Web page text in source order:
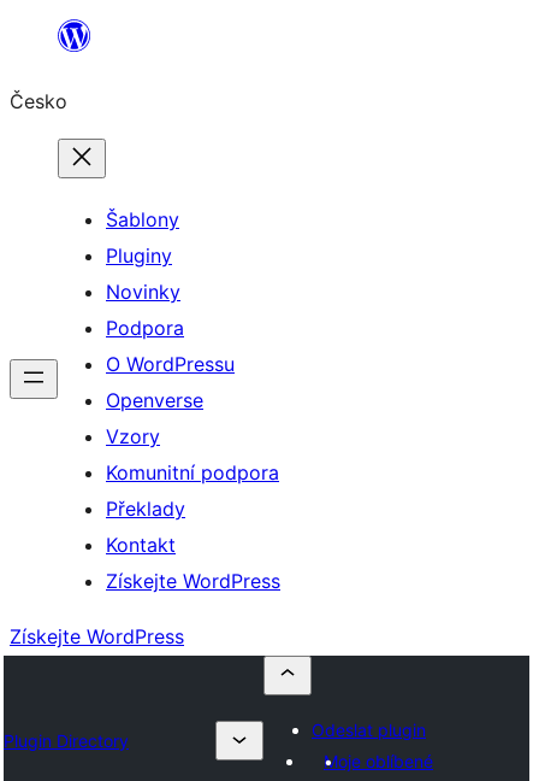
Přeskočit
obsah
Česko
Šablony
Pluginy
Novinky
Podpora
O WordPressu
Openverse
Vzory
Komunitní podpora
Překlady
Kontakt
Získejte WordPress
Získejte WordPress
Plugin Directory
Odeslat plugin
Moje oblíbené